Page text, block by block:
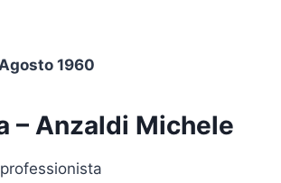
1960
– Anzaldi Michele